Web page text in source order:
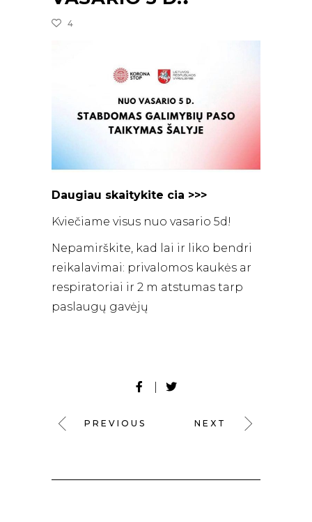
4
Daugiau skaitykite cia >>>
Kviečiame visus nuo vasario 5d!
Nepamirškite, kad lai ir liko bendri
reikalavimai: privalomos kaukės ar
respiratoriai ir 2 m atstumas tarp
paslaugų gavėjų
PREVIOUS NEXT